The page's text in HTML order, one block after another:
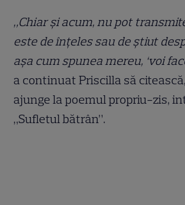
„Chiar și acum, nu pot
este de înțeles sau de știut
așa cum spunea mereu, ‘voi
a continuat Priscilla să
ajunge la poemul propriu-zis,
„Sufletul bătrân”.